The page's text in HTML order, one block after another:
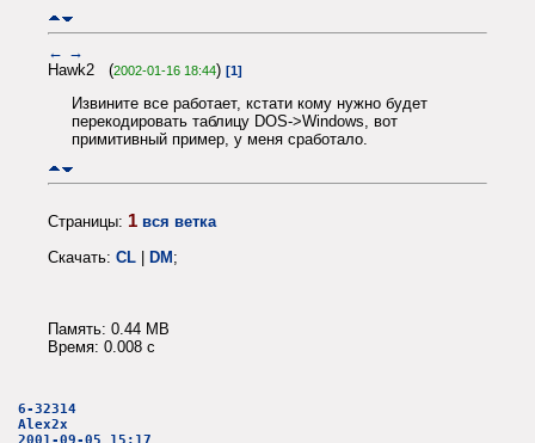
← →
Hawk2 (2002-01-16 18:44) [1]
Извините все работает, кстати кому нужно будет
перекодировать таблицу DOS->Windows, вот
примитивный пример, у меня сработало.
Страницы: 1 вся ветка
Скачать: CL DM ;
Память: 0.44 MB
Время: 0.008 c
6-32314
Alex2x